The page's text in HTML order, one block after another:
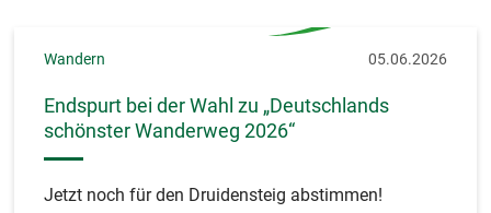
Wandern 05.06.2026
Endspurt bei der Wahl zu „Deutschlands
schönster Wanderweg 2026“
Jetzt noch für den Druidensteig abstimmen!